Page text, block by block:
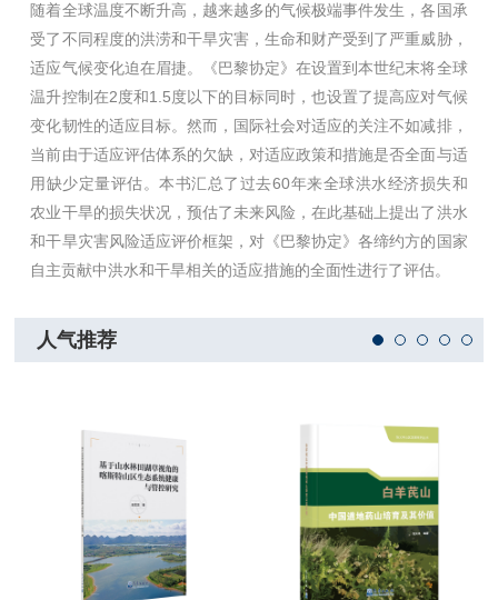
随着全球温度不断升高，越来越多的气候极端事件发生，各国承
受了不同程度的洪涝和干旱灾害，生命和财产受到了严重威胁，
适应气候变化迫在眉捷。《巴黎协定》在设置到本世纪末将全球
温升控制在2度和1.5度以下的目标同时，也设置了提高应对气候
变化韧性的适应目标。然而，国际社会对适应的关注不如减排，
当前由于适应评估体系的欠缺，对适应政策和措施是否全面与适
用缺少定量评估。本书汇总了过去60年来全球洪水经济损失和
农业干旱的损失状况，预估了未来风险，在此基础上提出了洪水
和干旱灾害风险适应评价框架，对《巴黎协定》各缔约方的国家
自主贡献中洪水和干旱相关的适应措施的全面性进行了评估。
人气推荐